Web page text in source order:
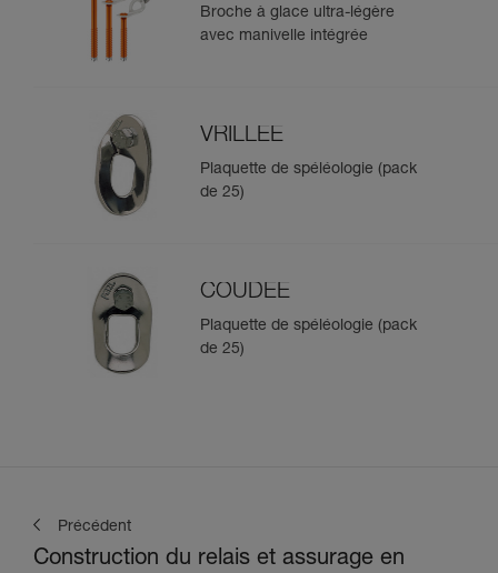
Broche à glace ultra-légère
avec manivelle intégrée
VRILLEE
Plaquette de spéléologie (pack
de 25)
COUDEE
Plaquette de spéléologie (pack
de 25)
Précédent
Construction du relais et assurage en